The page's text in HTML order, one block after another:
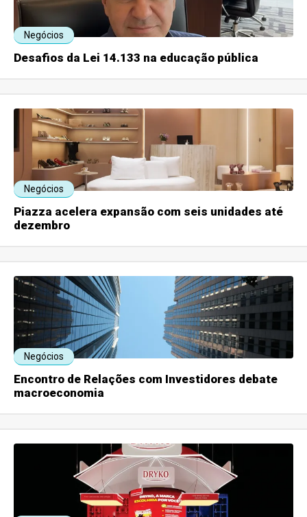
Negócios
Desafios da Lei 14.133 na educação pública
Negócios
Piazza acelera expansão com seis unidades até
dezembro
Negócios
Encontro de Relações com Investidores debate
macroeconomia